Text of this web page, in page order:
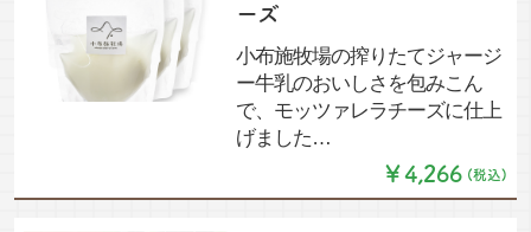
ーズ
小布施牧場の搾りたてジャージ
ー牛乳のおいしさを包みこん
で、モッツァレラチーズに仕上
げました…
￥4,266 (税込)